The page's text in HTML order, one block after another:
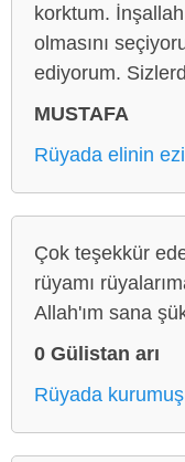
korktum.
olmasını
ediyorum.
MUSTAFA
Rüyada elinin
Çok teşekkür
rüyamı
Allah'ım sana
0 Gülistan arı
Rüyada